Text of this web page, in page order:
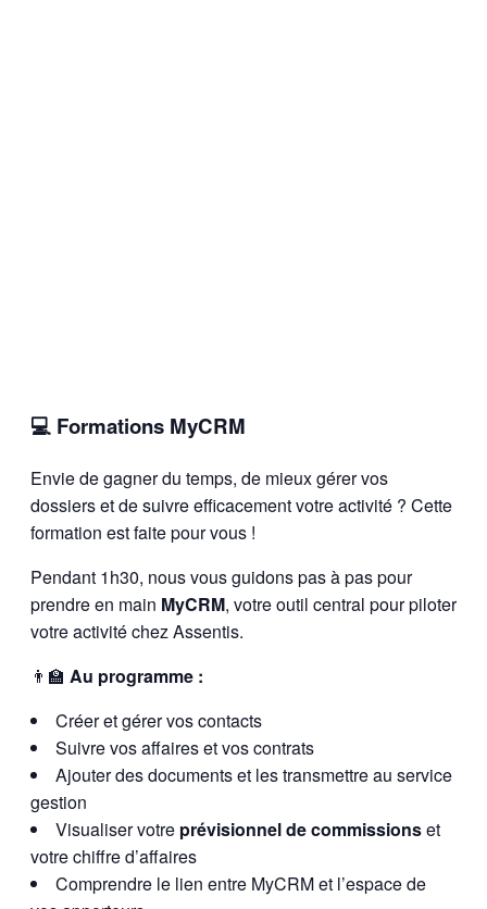
💻 Formations MyCRM
Envie de gagner du temps, de mieux gérer vos
dossiers et de suivre efficacement votre activité ? Cette
formation est faite pour vous !
Pendant 1h30, nous vous guidons pas à pas pour
prendre en main MyCRM, votre outil central pour piloter
votre activité chez Assentis.
👨‍🏫 Au programme :
Créer et gérer vos contacts
Suivre vos affaires et vos contrats
Ajouter des documents et les transmettre au service
gestion
Visualiser votre prévisionnel de commissionset
votre chiffre d’affaires
Comprendre le lien entre MyCRM et l’espace de